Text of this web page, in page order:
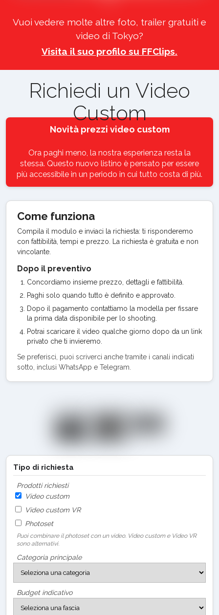
Vuoi vedere molte altre foto, trailer gratuiti e
video di Tokyo?
Visita il suo profilo su FFClips.
Richiedi un Video
Custom
Novità prezzi video custom
Ora paghi meno, la nostra esperienza resta la
stessa. Questo nuovo listino è pensato per essere
più accessibile in un periodo in cui tutto costa di più.
Come funziona
Compila il modulo e inviaci la richiesta: ti risponderemo
con fattibilità, tempi e prezzo. La richiesta è gratuita e non
vincolante.
Dopo il preventivo
Concordiamo insieme prezzo, dettagli e fattibilità.
Paghi solo quando tutto è definito e approvato.
Dopo il pagamento contattiamo la modella per fissare
la prima data disponibile per lo shooting.
Potrai scaricare il video qualche giorno dopo da un link
privato che ti invieremo.
Se preferisci, puoi scriverci anche tramite i canali indicati
sotto, inclusi WhatsApp e Telegram.
Tipo di richiesta
Prodotti richiesti
Video custom
Video custom VR
Photoset
Puoi combinare il photoset con un video. Video custom e Video VR
sono alternativi.
Categoria principale
Budget indicativo